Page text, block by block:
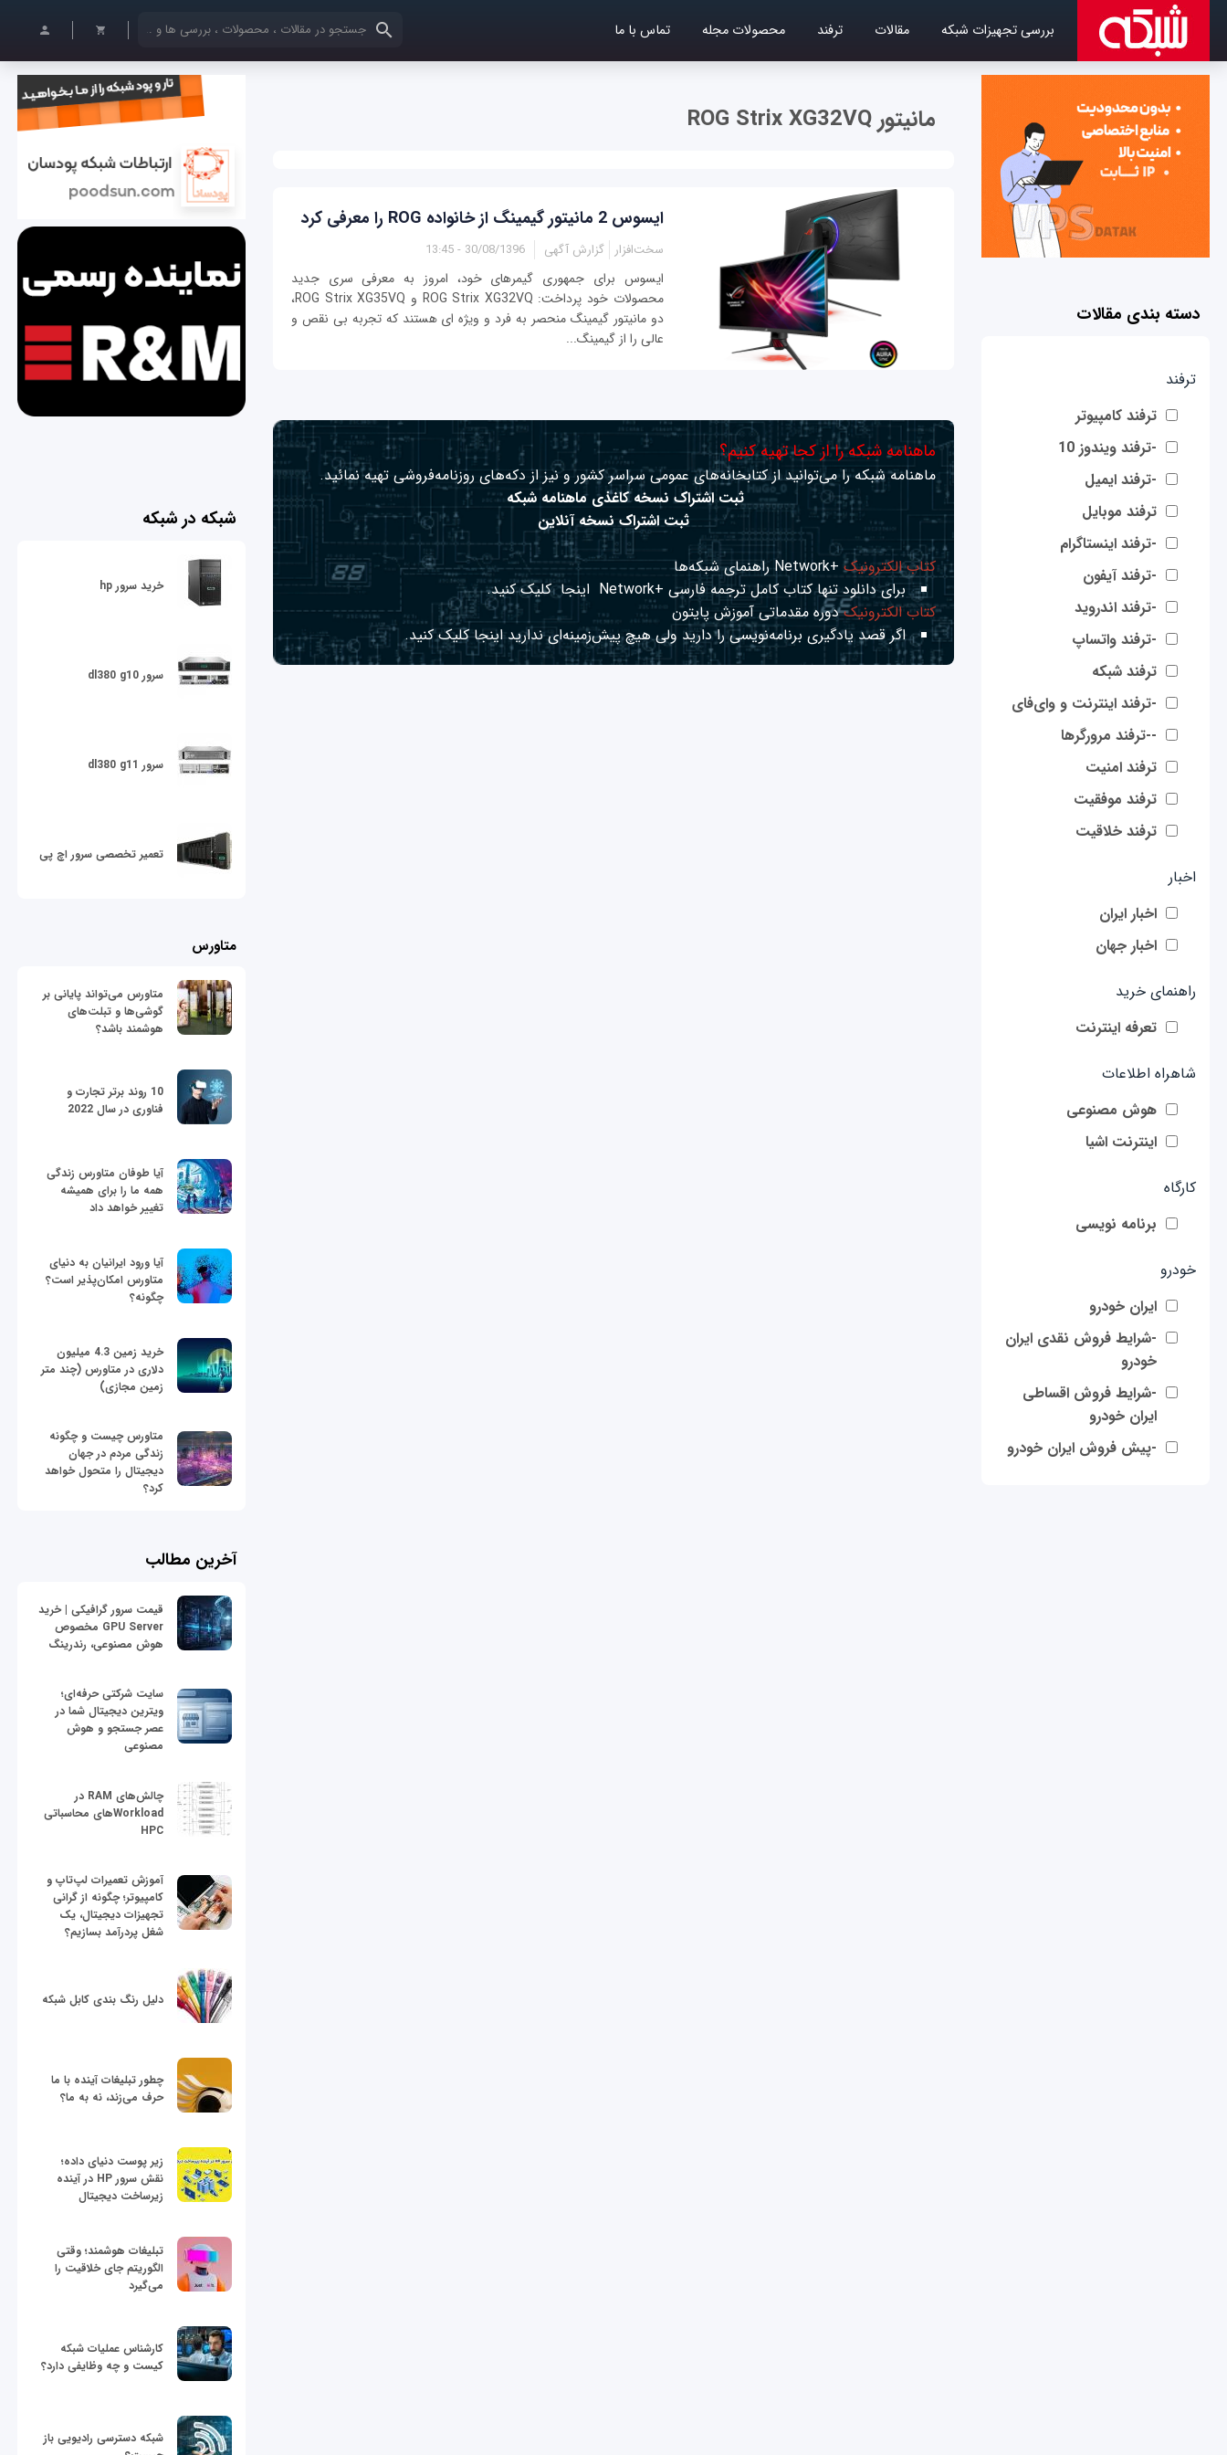
بررسی تجهیزات شبکه مقالات ترفند محصولات مجله تماس با ما کلمات کلیدی خود را وارد کنید
دسته بندی مقالات
ترفند
ترفند کامپیوتر
-ترفند ویندوز 10
-ترفند ایمیل
ترفند موبایل
-ترفند اینستاگرام
-ترفند آیفون
-ترفند اندروید
-ترفند واتساپ
ترفند شبکه
-ترفند اینترنت و وای‌فای
--ترفند مرورگرها
ترفند امنیت
ترفند موفقیت
ترفند خلاقیت
اخبار
اخبار ایران
اخبار جهان
راهنمای خرید
تعرفه اینترنت
شاهراه اطلاعات
هوش مصنوعی
اینترنت اشیا
کارگاه
برنامه نویسی
خودرو
ایران خودرو
-شرایط فروش نقدی ایران
خودرو
-شرایط فروش اقساطی
ایران خودرو
-پیش فروش ایران خودرو
مانیتور ROG Strix XG32VQ
ایسوس 2 مانیتور گیمینگ از خانواده ROG را معرفی کرد
سخت‌افزار گزارش آگهی 30/08/1396 - 13:45
ایسوس برای جمهوری گیمرهای خود، امروز به معرفی سری جدید
محصولات خود پرداخت: ROG Strix XG32VQ و ROG Strix XG35VQ،
دو مانیتور گیمینگ منحصر به فرد و ویژه ای هستند که تجربه بی نقص و
عالی را از گیمینگ...
ماهنامه شبکه را از کجا تهیه کنیم؟
ماهنامه شبکه را می‌توانید از کتابخانه‌های عمومی سراسر کشور و نیز از دکه‌های روزنامه‌فروشی تهیه نمائید.
ثبت اشتراک نسخه کاغذی ماهنامه شبکه
ثبت اشتراک نسخه آنلاین
کتاب الکترونیک +Network راهنمای شبکه‌ها
برای دانلود تنها کتاب کامل ترجمه فارسی +Network
اینجا کلیک کنید.
کتاب الکترونیکدوره مقدماتی آموزش پایتون
اگر قصد یادگیری برنامه‌نویسی را دارید ولی هیچ پیش‌زمینه‌ای نداریداینجا کلیک کنید.
شبکه در شبکه
خرید سرور hp
سرور dl380 g10
سرور dl380 g11
تعمیر تخصصی سرور اچ پی
متاورس
متاورس می‌تواند پایانی بر
گوشی‌ها و تبلت‌های
هوشمند باشد؟
10 روند برتر تجارت و
فناوری در سال 2022
آیا طوفان متاورس زندگی
همه ما را برای همیشه
تغییر خواهد داد
آیا ورود ایرانیان به دنیای
متاورس امکان‌پذیر است؟
چگونه؟
خرید زمین 4.3 میلیون
دلاری در متاورس (چند متر
زمین مجازی)
متاورس چیست و چگونه
زندگی مردم در جهان
دیجیتال را متحول خواهد
کرد؟
آخرین مطالب
قیمت سرور گرافیکی | خرید
GPU Server مخصوص
هوش مصنوعی، رندرینگ
سایت شرکتی حرفه‌ای؛
ویترین دیجیتال شما در
عصر جستجو و هوش
مصنوعی
چالش‌های RAM در
Workloadهای محاسباتی
HPC
آموزش تعمیرات لپ‌تاپ و
کامپیوتر؛ چگونه از گرانی
تجهیزات دیجیتال، یک
شغل پردرآمد بسازیم؟
دلیل رنگ بندی کابل شبکه
چطور تبلیغات آینده با ما
حرف می‌زند، نه به ما؟
زیر پوست دنیای داده؛
نقش سرور HP در آینده
زیرساخت دیجیتال
تبلیغات هوشمند؛ وقتی
الگوریتم جای خلاقیت را
می‌گیرد
کارشناس عملیات شبکه
کیست و چه وظایفی دارد؟
شبکه دسترسی رادیویی باز